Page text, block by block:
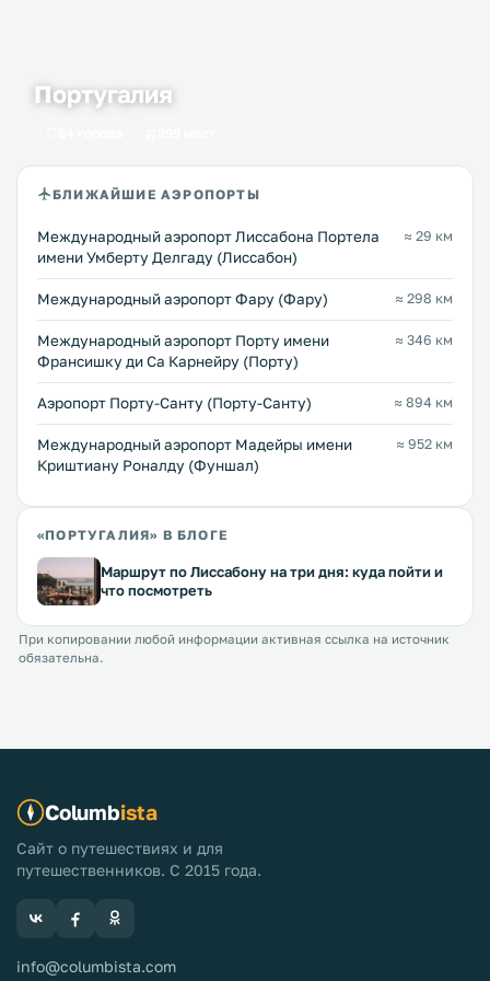
Португалия
БЛИЖАЙШИЕ АЭРОПОРТЫ
Международный аэропорт Лиссабона Портела
имени Умберту Делгаду (Лиссабон)
≈ 29 км
Международный аэропорт Фару (Фару) ≈ 298 км
Международный аэропорт Порту имени
Франсишку ди Са Карнейру (Порту)
≈ 346 км
Аэропорт Порту-Санту (Порту-Санту) ≈ 894 км
Международный аэропорт Мадейры имени
Криштиану Роналду (Фуншал)
≈ 952 км
«ПОРТУГАЛИЯ» В БЛОГЕ
Маршрут по Лиссабону на три дня: куда пойти и
что посмотреть
При копировании любой информации активная ссылка на источник
обязательна.
Columbista
Сайт о путешествиях и для
путешественников. С 2015 года.
info@columbista.com